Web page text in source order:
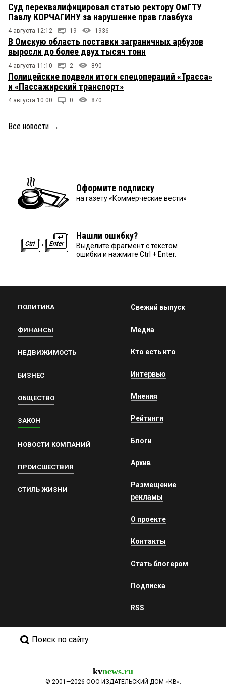
Суд переквалифицировал статью ректору ОмГТУ
Павлу КОРЧАГИНУ за нарушение прав главбуха
4 августа 12:12 19 1936
В Омскую область поставки заграничных арбузов
выросли до более двух тысяч тонн
4 августа 11:10 2 890
Полицейские подвели итоги спецопераций «Трасса»
и «Пассажирский транспорт»
4 августа 10:00 0 870
Все новости →
Оформите подписку
на газету «Коммерческие вести»
Нашли ошибку?
Выделите фрагмент с текстом
ошибки и нажмите Ctrl + Enter.
ПОЛИТИКА
ФИНАНСЫ
НЕДВИЖИМОСТЬ
БИЗНЕС
ОБЩЕСТВО
ЗАКОН
НОВОСТИ КОМПАНИЙ
ПРОИСШЕСТВИЯ
СТИЛЬ ЖИЗНИ
Свежий выпуск
Медиа
Кто есть кто
Интервью
Мнения
Рейтинги
Блоги
Архив
Размещение
рекламы
О проекте
Контакты
Стать блогером
Подписка
RSS
Поиск по сайту
kvnews.ru
© 2001—2026 ООО ИЗДАТЕЛЬСКИЙ ДОМ «КВ».